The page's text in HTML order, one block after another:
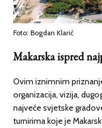
Foto: Bogdan Klarić
Makarska ispred
Ovim iznimnim
organizacija, vizija,
najveće svjetske
turnirima koje je